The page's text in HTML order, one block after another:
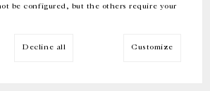
be configured, but the others require your
Decline all Customize